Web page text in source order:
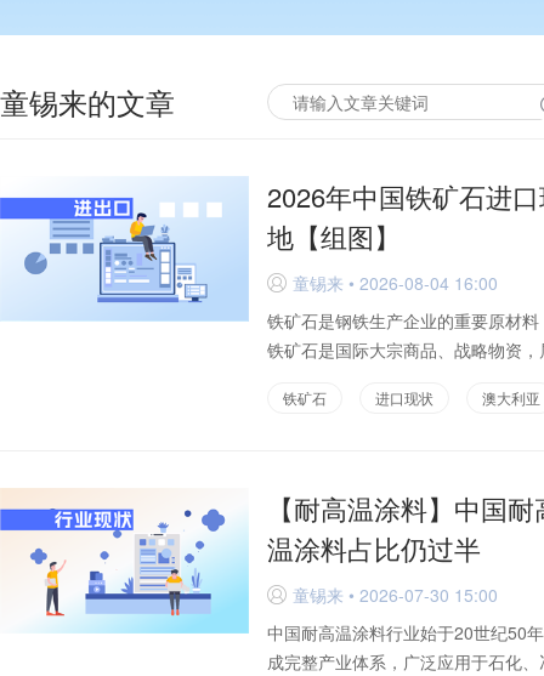
童锡来的文章
2026年中国铁矿石进
地【组图】
D 童锡来 • 2026-08-04 16:00
铁矿石是钢铁生产企业的重要原材
铁矿石是国际大宗商品、战略物资
铁矿石 进口现状 澳大利亚
【耐高温涂料】中国
温涂料占比仍过半
D 童锡来 • 2026-07-30 15:00
中国耐高温涂料行业始于20世纪50
成完整产业体系，广泛应用于石化